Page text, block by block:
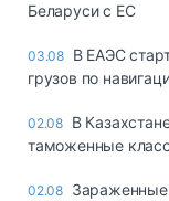
Беларуси с ЕС
03.08 В ЕАЭС
грузов по
02.08 В
таможенные
02.08 Зараженные